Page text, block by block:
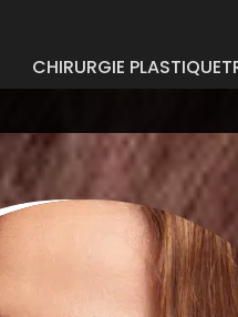
CHIRURGIE PLASTIQUE